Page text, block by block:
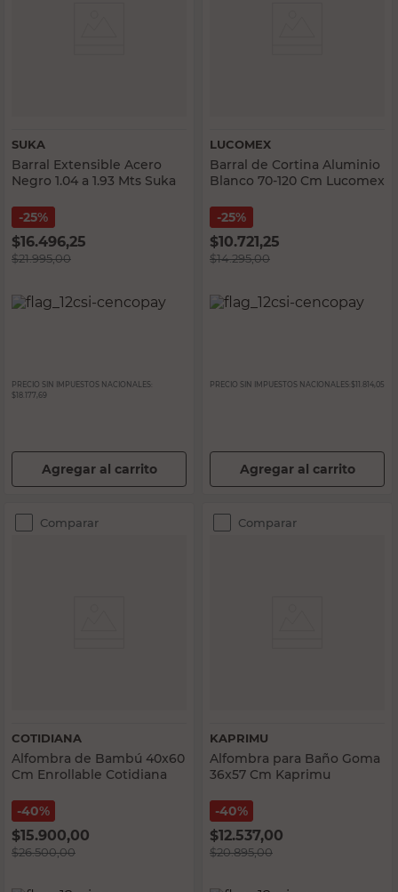
SUKA
Barral Extensible Acero
Negro 1.04 a 1.93 Mts Suka
25%
$16.496,25
$21.995,00
PRECIO SIN IMPUESTOS NACIONALES:
$18.177,69
Agregar al carrito
LUCOMEX
Barral de Cortina Aluminio
Blanco 70-120 Cm Lucomex
25%
$10.721,25
$14.295,00
PRECIO SIN IMPUESTOS NACIONALES: $11.814,05
Agregar al carrito
Comparar
COTIDIANA
Alfombra de Bambú 40x60
Cm Enrollable Cotidiana
40%
$15.900,00
$26.500,00
Comparar
KAPRIMU
Alfombra para Baño Goma
36x57 Cm Kaprimu
40%
$12.537,00
$20.895,00